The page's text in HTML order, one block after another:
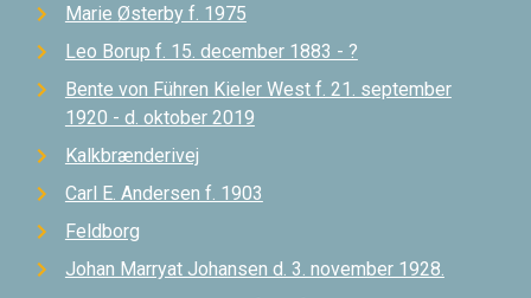
Marie Østerby f. 1975
Leo Borup f. 15. december 1883 - ?
Bente von Führen Kieler West f. 21. september
1920 - d. oktober 2019
Kalkbrænderivej
Carl E. Andersen f. 1903
Feldborg
Johan Marryat Johansen d. 3. november 1928.